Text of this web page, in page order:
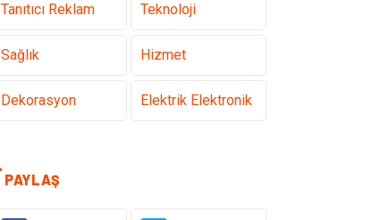
Tanıtıcı Reklam Teknoloji
Sağlık Hizmet
Dekorasyon Elektrik Elektronik
Taşımacılık
PAYLAŞ